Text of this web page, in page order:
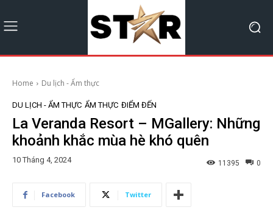
Home Du lịch - Ẩm thực
DU LỊCH - ẨM THỰC ẨM THỰC ĐIỂM ĐẾN
La Veranda Resort – MGallery: Những
khoảnh khắc mùa hè khó quên
10 Tháng 4, 2024 0
11395
Facebook Twitter